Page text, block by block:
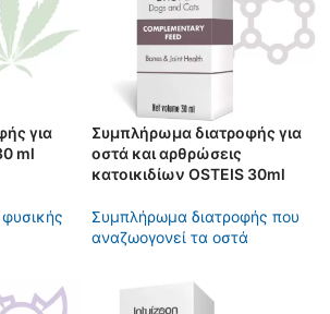
για
ml
Συμπλήρωμα διατροφής για
οστά και αρθρώσεις
κατοικιδίων OSTEIS 30ml
Συμπλήρωμα διατροφής που
αναζωογονεί τα οστά